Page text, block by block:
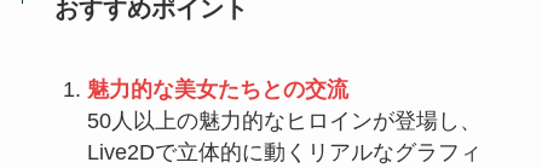
おすすめポイント
魅力的な美女たちとの交流
50人以上の魅力的なヒロインが登場し、
Live2Dで立体的に動くリアルなグラフィ